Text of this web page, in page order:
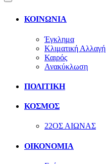
ΚΟΙΝΩΝΙΑ
Έγκλημα
Κλιματική Αλλαγή
Καιρός
Ανακύκλωση
ΠΟΛΙΤΙΚΗ
ΚΟΣΜΟΣ
22ΟΣ ΑΙΩΝΑΣ
ΟΙΚΟΝΟΜΙΑ